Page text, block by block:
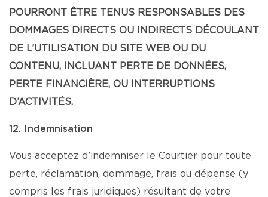
POURRONT ÊTRE TENUS RESPONSABLES DES
DOMMAGES DIRECTS OU INDIRECTS DÉCOULANT
DE L’UTILISATION DU SITE WEB OU DU
CONTENU, INCLUANT PERTE DE DONNÉES,
PERTE FINANCIÈRE, OU INTERRUPTIONS
D’ACTIVITÉS.
12. Indemnisation
Vous acceptez d’indemniser le Courtier pour toute
perte, réclamation, dommage, frais ou dépense (y
compris les frais juridiques) résultant de votre